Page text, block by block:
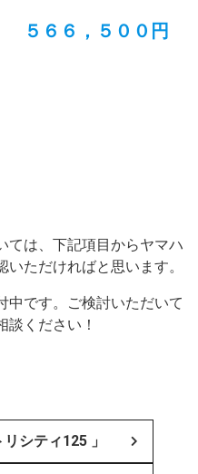
５６６，５００円
ては、下記項目からヤマハ
ただければと思います。
中です。ご検討いただいて
談ください！
シティ125 」